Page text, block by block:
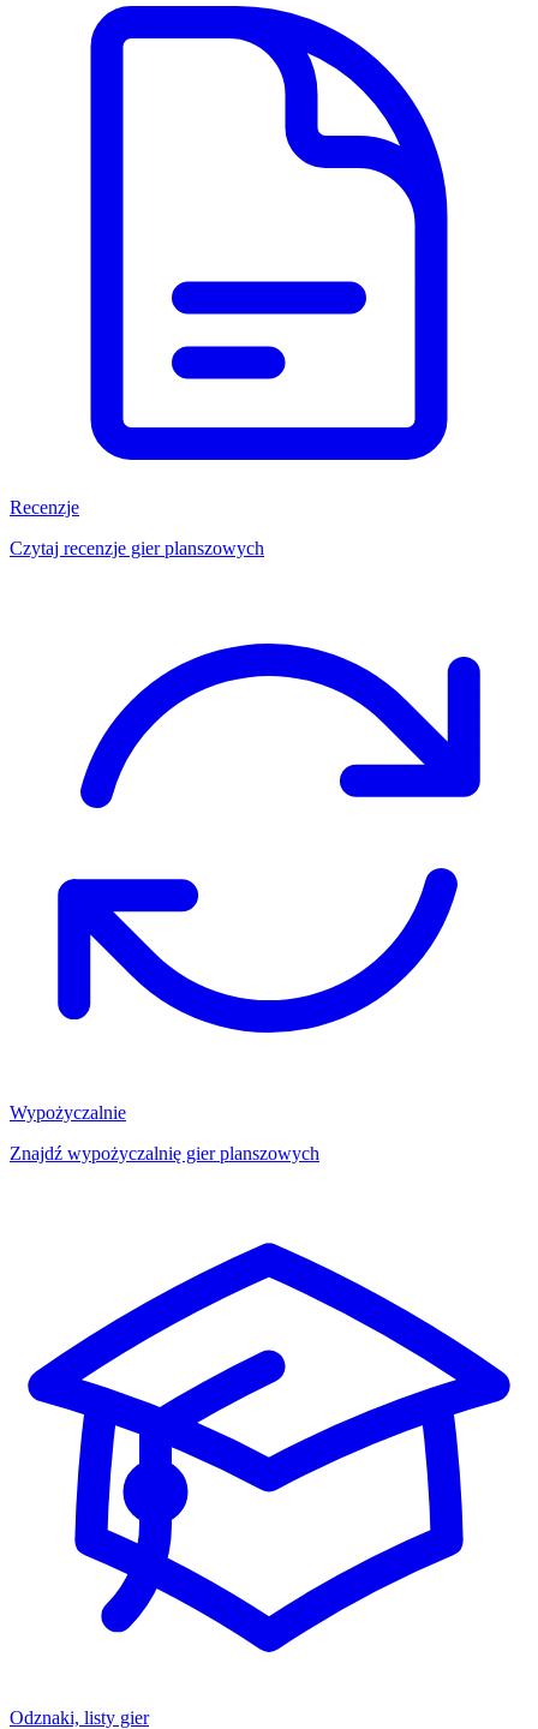
Recenzje
Czytaj recenzje gier planszowych
Wypożyczalnie
Znajdź wypożyczalnię gier planszowych
Odznaki, listy gier